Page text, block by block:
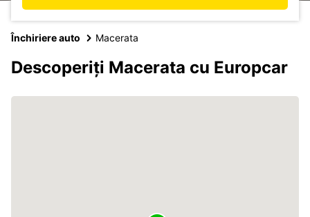
Închiriere auto Macerata
Descoperiți Macerata cu Europcar